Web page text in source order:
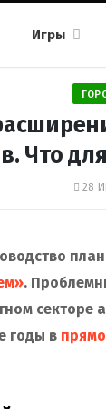
Игры
Что
28
.
годы в